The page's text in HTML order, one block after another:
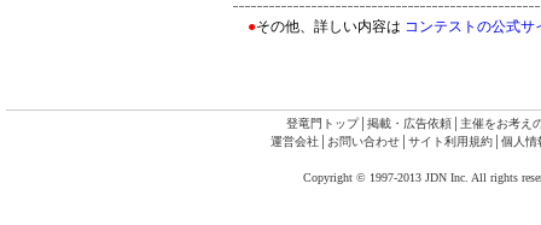
●その他、詳しい内容は コンテストの公式サ
登竜門トップ│ 掲載・広告依頼
主催をお考え
運営会社│ お問い合わせ│ サイト利用規約│ 個人情
Copyright © 1997-2013 JDN Inc. All rights